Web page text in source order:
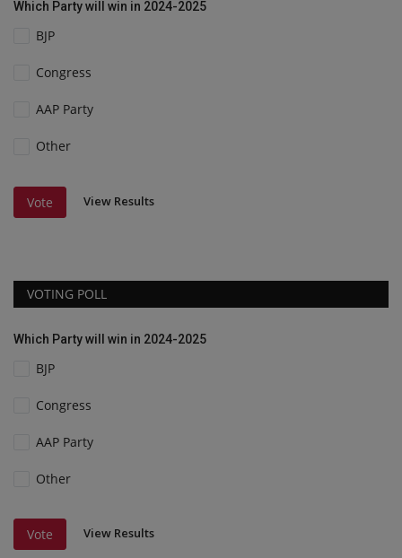
Which Party will win in 2024-2025
BJP
Congress
AAP Party
Other
Vote View Results
VOTING POLL
Which Party will win in 2024-2025
BJP
Congress
AAP Party
Other
Vote View Results